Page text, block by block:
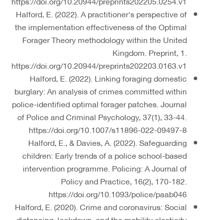
Halford, E. (2022). A practitioner's perspective of
the implementation effectiveness of the Optimal
Forager Theory methodology within the United
Kingdom. Preprint, 1.
https://doi.org/10.20944/preprints202203.0163.v1
Halford, E. (2022). Linking foraging domestic
burglary: An analysis of crimes committed within
police-identified optimal forager patches. Journal
of Police and Criminal Psychology, 37(1), 33-44.
https://doi.org/10.1007/s11896-022-09497-8
Halford, E., & Davies, A. (2022). Safeguarding
children: Early trends of a police school-based
intervention programme. Policing: A Journal of
Policy and Practice, 16(2), 170-182.
https://doi.org/10.1093/police/paab046
Halford, E. (2020). Crime and coronavirus: Social